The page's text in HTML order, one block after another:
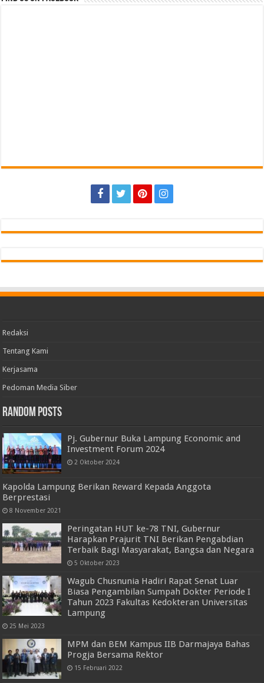
Redaksi
Tentang Kami
Kerjasama
Pedoman Media Siber
Random Posts
Pj. Gubernur Buka Lampung Economic and
Investment Forum 2024
2 Oktober 2024
Kapolda Lampung Berikan Reward Kepada Anggota
Berprestasi
8 November 2021
Peringatan HUT ke-78 TNI, Gubernur
Harapkan Prajurit TNI Berikan Pengabdian
Terbaik Bagi Masyarakat, Bangsa dan Negara
5 Oktober 2023
Wagub Chusnunia Hadiri Rapat Senat Luar
Biasa Pengambilan Sumpah Dokter Periode I
Tahun 2023 Fakultas Kedokteran Universitas
Lampung
25 Mei 2023
MPM dan BEM Kampus IIB Darmajaya Bahas
Progja Bersama Rektor
15 Februari 2022